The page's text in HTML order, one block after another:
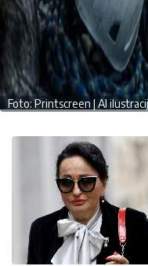
Foto: Printscreen | AI